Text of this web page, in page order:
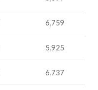
6,759
5,925
6,737